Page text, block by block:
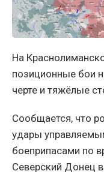
На
позиционные бои
черте и тяжёлые
Сообщается, что
удары
боеприпасами по
Северский Донец